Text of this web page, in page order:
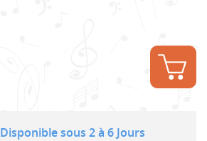
Disponible sous 2 à 6 Jours